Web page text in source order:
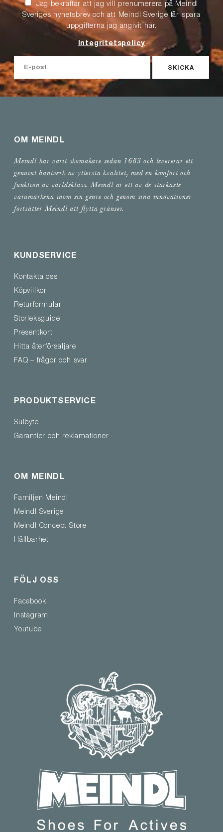
Jag bekräftar att jag vill prenumerera på Meindl
Sveriges nyhetsbrev och att Meindl Sverige får spara
uppgifterna jag angivit här.
Integritetspolicy
SKICKA
OM MEINDL
Meindl har varit skomakare sedan 1683 och levererar ett
genuint hantverk av yttersta kvalitet, med en komfort och
funktion av världsklass. Meindl är ett av de starkaste
varumärkena inom sin genre och genom sina innovationer
fortsätter Meindl att flytta gränser.
KUNDSERVICE
Kontakta oss
Köpvillkor
Returformulär
Storleksguide
Presentkort
Hitta återförsäljare
FAQ – frågor och svar
PRODUKTSERVICE
Sulbyte
Garantier och reklamationer
OM MEINDL
Familjen Meindl
Meindl Sverige
Meindl Concept Store
Hållbarhet
FÖLJ OSS
Facebook
Instagram
Youtube